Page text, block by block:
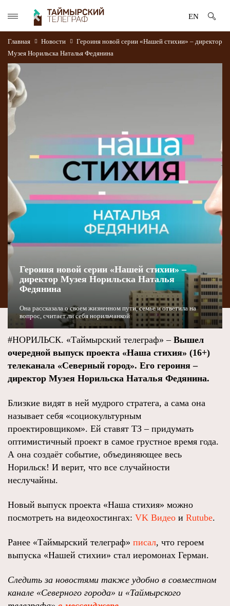
EN
Главная Новости
Героиня новой серии «Нашей стихии» – директор
Музея Норильска Наталья Федянина
Героиня новой серии «Нашей стихии» –
директор Музея Норильска Наталья
Федянина
Она рассказала о своем жизненном пути, семье и ответила на
вопрос, считает ли себя норильчанкой
#НОРИЛЬСК. «Таймырский телеграф» – Вышел
очередной выпуск проекта «Наша стихия» (16+)
телеканала «Северный город». Его героиня –
директор Музея Норильска Наталья Федянина.
Близкие видят в ней мудрого стратега, а сама она
называет себя «социокультурным
проектировщиком». Ей ставят ТЗ – придумать
оптимистичный проект в самое грустное время года.
А она создаёт событие, объединяющее весь
Норильск! И верит, что все случайности
неслучайны.
Новый выпуск проекта «Наша стихия» можно
посмотреть на видеохостингах: VK Видео и Rutube.
Ранее «Таймырский телеграф» писал, что героем
выпуска «Нашей стихии» стал иеромонах Герман.
Следить за новостями также удобно в совместном
канале «Северного города» и «Таймырского